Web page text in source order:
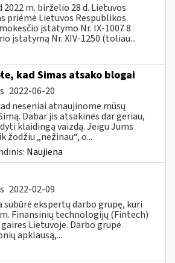
m. birželio 28 d. Lietuvos
priėmė Lietuvos Respublikos
įstatymo Nr. IX-1007 8
įstatymą Nr. XIV-1250 (toliau...
kad Simas atsako blogai
2022-06-20
neseniai atnaujinome mūsų
Dabar jis atsakinės dar geriau,
klaidingą vaizdą. Jeigu Jums
žodžiu „nežinau“, o...
Naujiena
2022-02-09
ekspertų darbo grupę, kuri
Finansinių technologijų (Fintech)
Lietuvoje. Darbo grupė
apklausą,...